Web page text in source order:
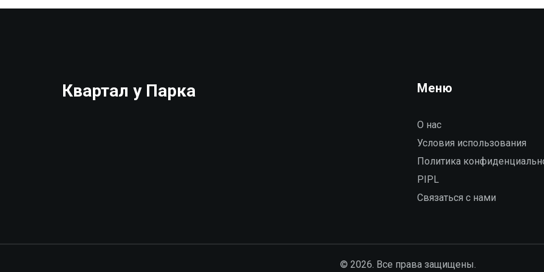
Квартал у Парка Меню
О нас
Условия использования
Политика
PIPL
Связаться с нами
© 2026. Все права защищены.